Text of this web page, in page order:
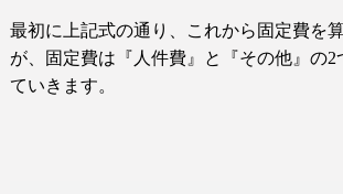
最初に上記式の通り、これから固定費を
が、固定費は『人件費』と『その他』の2
ていきます。